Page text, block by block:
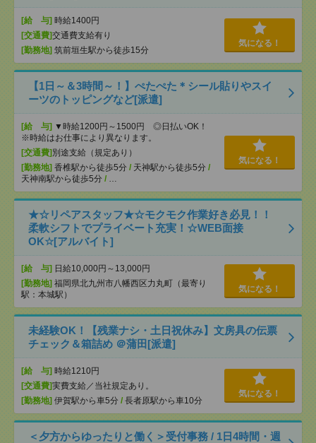
[給 与] 時給1400円
[交通費]交通費支給有り
[勤務地] 筑前垣生駅から徒歩15分
気になる！
【1日～＆3時間～！】ぺたぺた＊シール貼りやスイ
ーツのトッピングなど[派遣]
[給 与] ▼時給1200円～1500円 ◎日払いOK！
※時給はお仕事により異なります。
[交通費] 別途支給（規定あり）
[勤務地] 香椎駅から徒歩5分 / 天神駅から徒歩5分 /
天神南駅から徒歩5分 / …
気になる！
★☆リペアスタッフ★☆モクモク作業好き必見！！
柔軟シフトでプライベート充実！☆WEB面接
OK☆[アルバイト]
[給 与] 日給10,000円～13,000円
[勤務地] 福岡県北九州市八幡西区力丸町（最寄り
駅：本城駅）
気になる！
未経験OK！【残業ナシ・土日祝休み】文房具の伝票
チェック＆箱詰め ＠蒲田[派遣]
[給 与] 時給1210円
[交通費]実費支給／当社規定あり。
[勤務地] 伊賀駅から車5分 / 長者原駅から車10分
気になる！
＜夕方からゆったりと働く＞受付事務 / 1日4時間・週